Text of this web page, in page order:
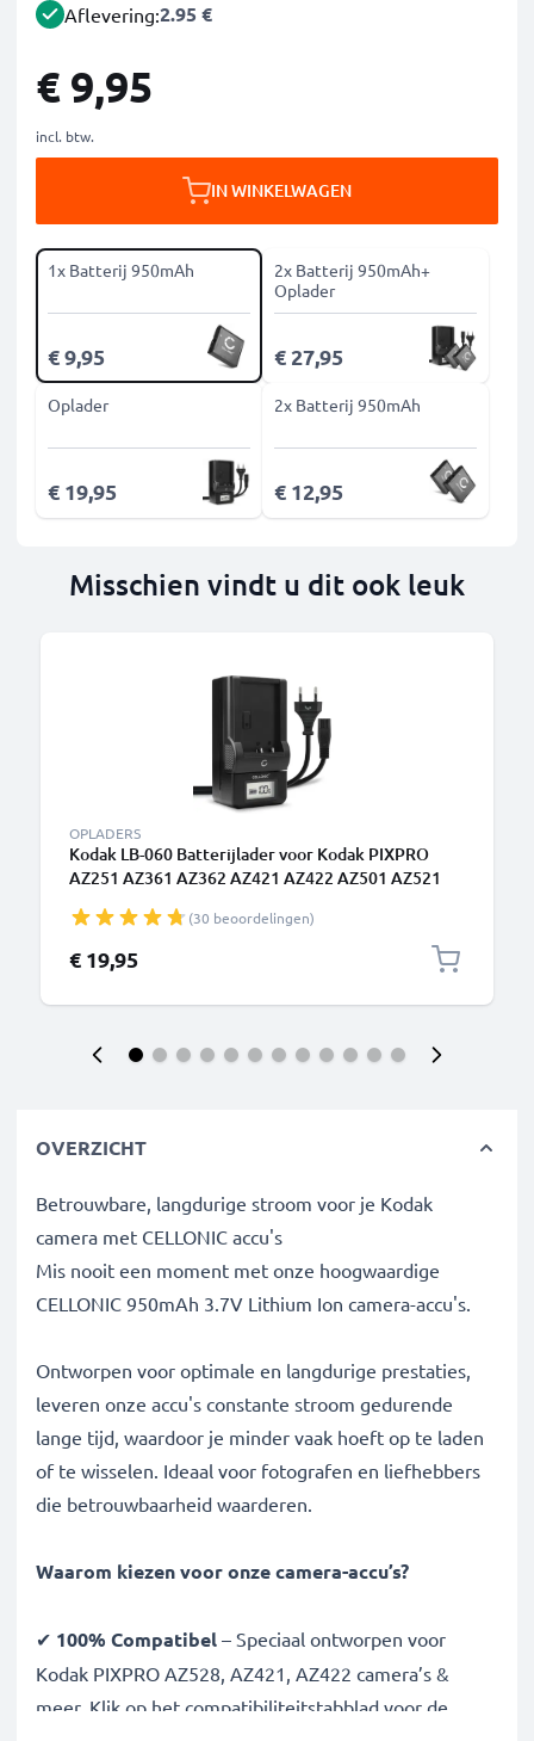
Aflevering:2.95 €
€ 9,95
incl. btw.
IN WINKELWAGEN
1x Batterij 950mAh
€ 9,95
2x Batterij 950mAh+
Oplader
€ 27,95
Oplader
€ 19,95
2x Batterij 950mAh
€ 12,95
Misschien vindt u dit ook leuk
OPLADERS
Kodak LB-060 Batterijlader voor Kodak PIXPRO
AZ251 AZ361 AZ362 AZ421 AZ422 AZ501 AZ521
van CELLONIC
(30 beoordelingen)
€ 19,95
OVERZICHT
Betrouwbare, langdurige stroom voor je Kodak
camera met CELLONIC accu's
Mis nooit een moment met onze hoogwaardige
CELLONIC 950mAh 3.7V Lithium Ion camera-accu's.
Ontworpen voor optimale en langdurige prestaties,
leveren onze accu's constante stroom gedurende
lange tijd, waardoor je minder vaak hoeft op te laden
of te wisselen. Ideaal voor fotografen en liefhebbers
die betrouwbaarheid waarderen.
Waarom kiezen voor onze camera-accu’s?
✔ 100% Compatibel – Speciaal ontworpen voor
Kodak PIXPRO AZ528, AZ421, AZ422 camera’s &
meer. Klik op het compatibiliteitstabblad voor de